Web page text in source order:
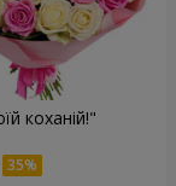
коханій!"